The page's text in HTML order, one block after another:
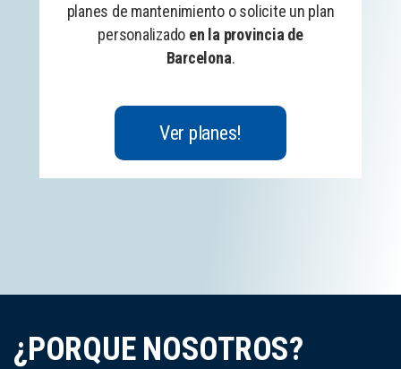
planes de mantenimiento o solicite un plan
personalizado en la provincia de
Barcelona.
Ver planes!
¿PORQUE NOSOTROS?